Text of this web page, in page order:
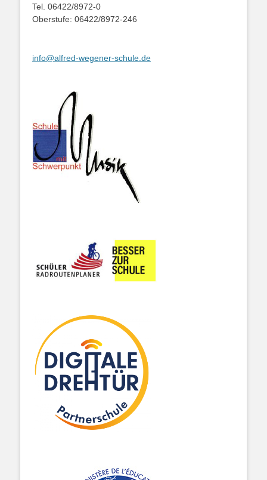
Tel. 06422/8972-0
Oberstufe: 06422/8972-246
info@alfred-wegener-schule.de